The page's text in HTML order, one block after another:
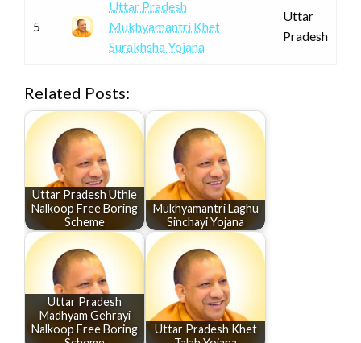
5
Uttar Pradesh
Mukhyamantri Khet
Surakhsha Yojana
Uttar
Pradesh
Related Posts:
Uttar Pradesh Uthle
Nalkoop Free Boring
Scheme
Mukhyamantri Laghu
Sinchayi Yojana
Uttar Pradesh
Madhyam Gehrayi
Nalkoop Free Boring
Uttar Pradesh Khet